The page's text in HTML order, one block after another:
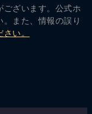
ざいます。公式ホ
また、情報の誤り
い。